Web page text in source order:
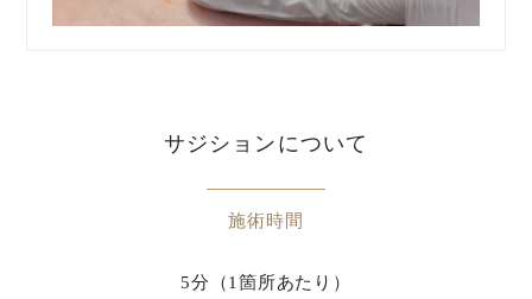
サジションについて
施術時間
5分（1箇所あたり）